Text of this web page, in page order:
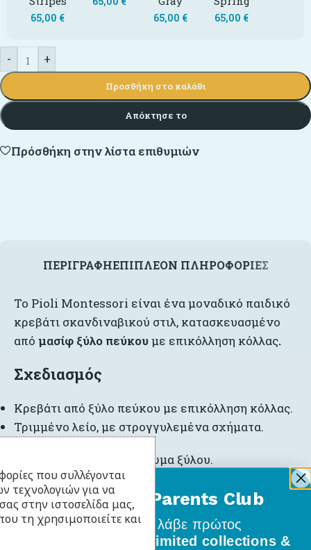
65,00 € 65,00 € 65,00 €
- +
Προσθήκη στο καλάθι
Απόκτησε το
Πρόσθήκη στην λίστα επιθυμιών
ΠΕΡΙΓΡΑΦΉΕΠΙΠΛΈΟΝ ΠΛΗΡΟΦΟΡΊΕΣ
Το Pioli Montessori είναι ένα μοναδικό παιδικό
κρεβάτι σκανδιναβικού στιλ, κατασκευασμένο
από μασίφ ξύλο πεύκουμε επικόλληση κόλλας.
Σχεδιασμός
Κρεβάτι από ξύλο πεύκου με επικόλληση κόλλας.
Τριμμένο λείο, με στρογγυλεμένα σχήματα.
Φινίρισμα σε φυσικό χρώμα ξύλου.
Σταθερή δομή με στρογγυλεμένες άκρες για
απόλυτη ασφάλεια.
Αυτό το μοντέλο διατίθεται σε φυσικό χρώμα
που συλλέγονται
τεχνολογιών για να
στην ιστοσελίδα μας,
τη χρησιμοποιείτε και
BabyLlama Parents Club
Γίνε μέλοςκαι λάβε πρώτος
όλα τα νέα σχέδια, limited collections &